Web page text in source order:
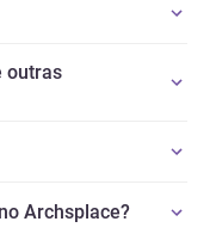
outras
Archsplace?